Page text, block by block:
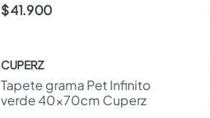
$ 41.900
CUPERZ
Tapete grama Pet Infinito
verde 40x70cm Cuperz